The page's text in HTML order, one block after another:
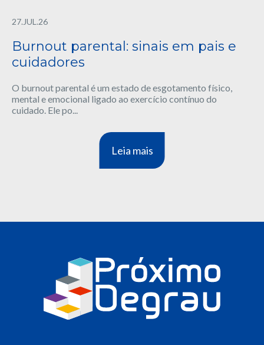
27.JUL.26
Burnout parental: sinais em pais e
cuidadores
O burnout parental é um estado de esgotamento físico,
mental e emocional ligado ao exercício contínuo do
cuidado. Ele po...
Leia mais